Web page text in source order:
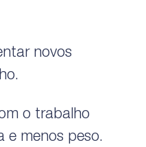
novos
o trabalho
e menos peso.